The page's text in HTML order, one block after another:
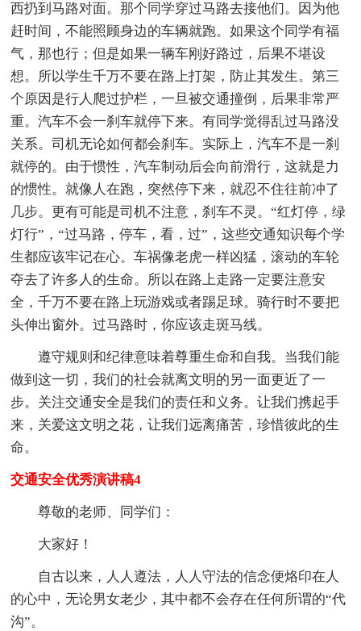
西扔到马路对面。那个同学穿过马路去接他们。因为他
赶时间，不能照顾身边的车辆就跑。如果这个同学有福
气，那也行；但是如果一辆车刚好路过，后果不堪设
想。所以学生千万不要在路上打架，防止其发生。第三
个原因是行人爬过护栏，一旦被交通撞倒，后果非常严
重。汽车不会一刹车就停下来。有同学觉得乱过马路没
关系。司机无论如何都会刹车。实际上，汽车不是一刹
就停的。由于惯性，汽车制动后会向前滑行，这就是力
的惯性。就像人在跑，突然停下来，就忍不住往前冲了
几步。更有可能是司机不注意，刹车不灵。“红灯停，绿
灯行”，“过马路，停车，看，过”，这些交通知识每个学
生都应该牢记在心。车祸像老虎一样凶猛，滚动的车轮
夺去了许多人的生命。所以在路上走路一定要注意安
全，千万不要在路上玩游戏或者踢足球。骑行时不要把
头伸出窗外。过马路时，你应该走斑马线。
遵守规则和纪律意味着尊重生命和自我。当我们能
做到这一切，我们的社会就离文明的另一面更近了一
步。关注交通安全是我们的责任和义务。让我们携起手
来，关爱这文明之花，让我们远离痛苦，珍惜彼此的生
命。
交通安全优秀演讲稿4
尊敬的老师、同学们：
大家好！
自古以来，人人遵法，人人守法的信念便烙印在人
的心中，无论男女老少，其中都不会存在任何所谓的“代
沟”。